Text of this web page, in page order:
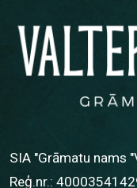
SIA "Grāmatu nams
Reģ.nr.: